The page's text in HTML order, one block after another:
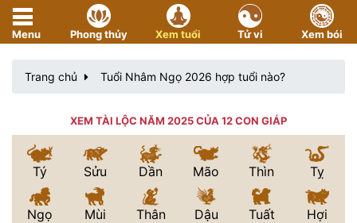
Menu Phong thủy Xem tuổi Tử vi Xem bói
Trang chủ Tuổi Nhâm Ngọ 2026 hợp tuổi nào?
XEM TÀI LỘC NĂM 2025 CỦA 12 CON GIÁP
Tý Sửu Dần Mão Thìn Tỵ
Ngọ Mùi Thân Dậu Tuất Hợi